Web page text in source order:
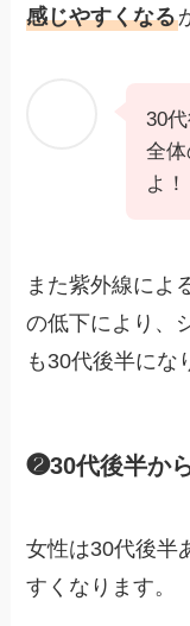
感じやすくなる
30
全
よ！
また紫外線によ
の低下により、
も30代後半にな
❷30代後半か
女性は30代後半
すくなります。